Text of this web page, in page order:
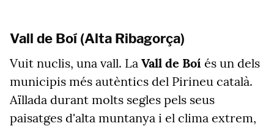
Vall de Boí (Alta Ribagorça)
Vuit nuclis, una vall. La Vall de Boí és un dels
municipis més autèntics del Pirineu català.
Aïllada durant molts segles pels seus
paisatges d'alta muntanya i el clima extrem,